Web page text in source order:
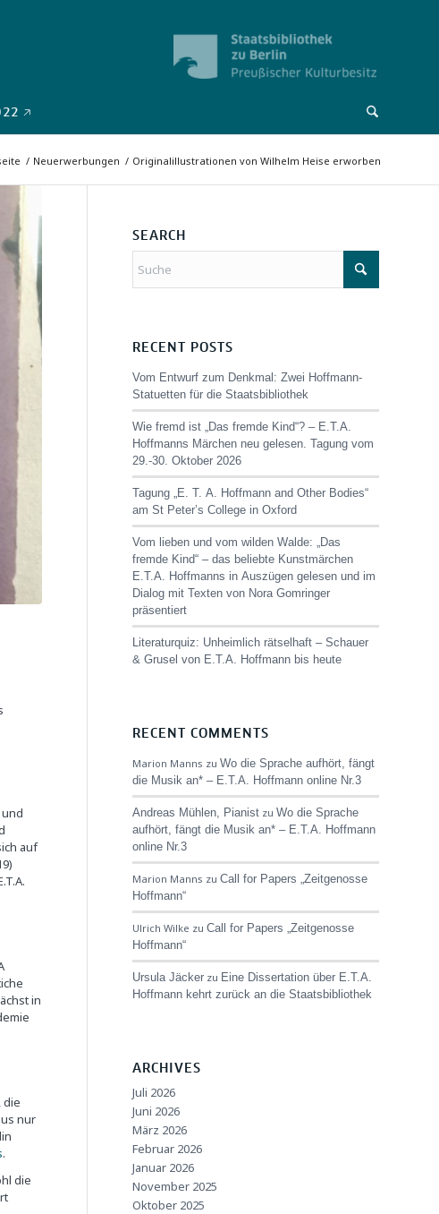
🡥
/ Neuerwerbungen / Originalillustrationen von Wilhelm Heise erworben
auf
in
die
nur
.
die
SEARCH
RECENT POSTS
Vom Entwurf zum Denkmal: Zwei Hoffmann-
Statuetten für die Staatsbibliothek
Wie fremd ist „Das fremde Kind“? – E.T.A.
Hoffmanns Märchen neu gelesen. Tagung vom
29.-30. Oktober 2026
Tagung „E. T. A. Hoffmann and Other Bodies“
am St Peter’s College in Oxford
Vom lieben und vom wilden Walde: „Das
fremde Kind“ – das beliebte Kunstmärchen
E.T.A. Hoffmanns in Auszügen gelesen und im
Dialog mit Texten von Nora Gomringer
präsentiert
Literaturquiz: Unheimlich rätselhaft – Schauer
& Grusel von E.T.A. Hoffmann bis heute
RECENT COMMENTS
Marion Manns zuWo die Sprache aufhört, fängt
die Musik an* – E.T.A. Hoffmann online Nr.3
Andreas Mühlen, Pianist zuWo die Sprache
aufhört, fängt die Musik an* – E.T.A. Hoffmann
online Nr.3
Marion Manns zuCall for Papers „Zeitgenosse
Hoffmann“
Ulrich Wilke zuCall for Papers „Zeitgenosse
Hoffmann“
Ursula Jäcker zu Eine Dissertation über E.T.A.
Hoffmann kehrt zurück an die Staatsbibliothek
ARCHIVES
Juli 2026
Juni 2026
März 2026
Februar 2026
Januar 2026
November 2025
Oktober 2025